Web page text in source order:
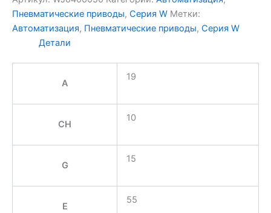
WJ0400050
Пневматические приводы, Серия W Метки:
Автоматизация, Пневматические приводы, Серия W
Детали
A
19
CH
10
G
15
E
55